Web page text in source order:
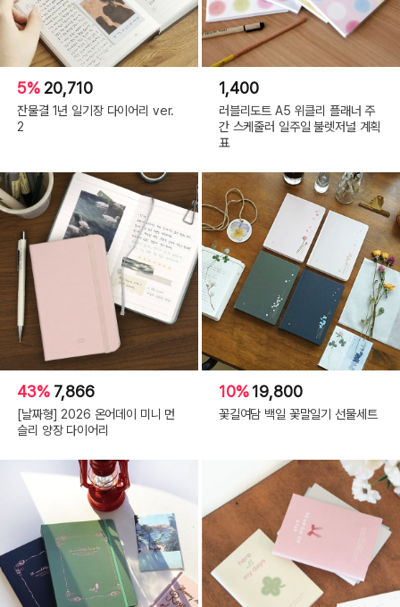
5% 20,710
잔물결 1년 일기장 다이어리 ver.
2
1,400
러블리도트 A5 위클리 플래너 주
간 스케줄러 일주일 불렛저널 계획
표
43% 7,866
[날짜형] 2026 온어데이 미니 먼
슬리 양장 다이어리
10%19,800
꽃길여담 백일 꽃말일기 선물세트